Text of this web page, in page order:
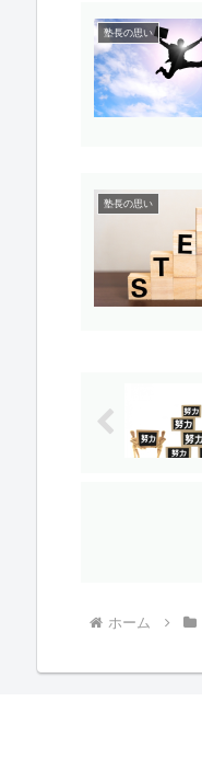
塾長の思い
塾長の思い
ホーム